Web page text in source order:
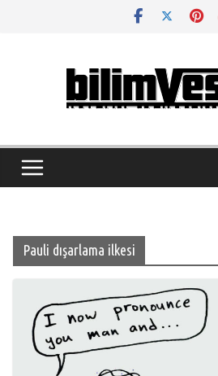
Pauli dışarlama ilkesi